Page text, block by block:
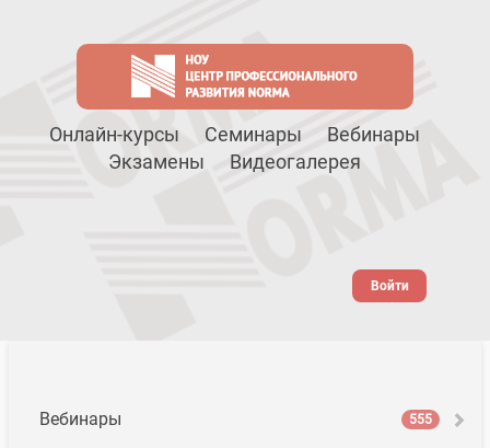
Онлайн-курсы Семинары
Вебинары
Экзамены
Видеогалерея
Войти
Вебинары 555